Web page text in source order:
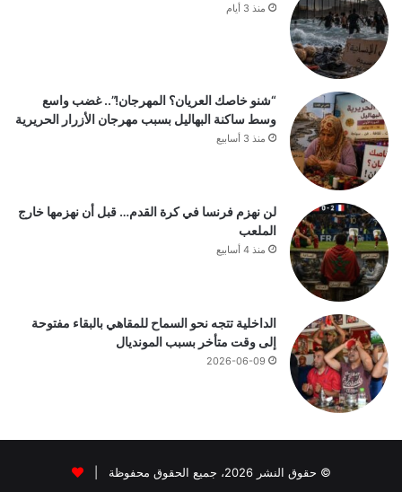
منذ 3 أيام
“شنو خاصك العريان؟ المهرجان!”.. غضب واسع
وسط ساكنة البهاليل بسبب مهرجان الأزرار الحريرية
منذ 3 أسابيع
لن نهزم فرنسا في كرة القدم… قبل أن نهزمها خارج
الملعب
منذ 4 أسابيع
الداخلية تتجه نحو السماح للمقاهي بالبقاء مفتوحة
إلى وقت متأخر بسبب المونديال
2026-06-09
© حقوق النشر 2026، جميع الحقوق محفوظة |